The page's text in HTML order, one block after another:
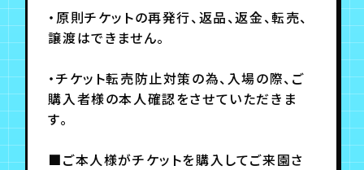
・原則チケットの再発行、返品、返金、転売、
譲渡はできません。
・チケット転売防止対策の為、入場の際、ご
購入者様の本人確認をさせていただきま
す。
■ご本人様がチケットを購入してご来園さ